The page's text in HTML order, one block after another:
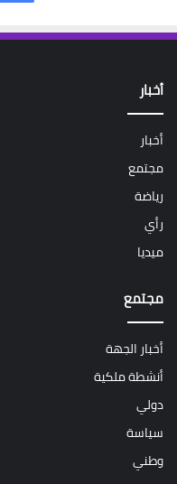
أخبار
أخبار
مجتمع
رياضة
رأي
ميديا
مجتمع
أخبار الجهة
أنشطة ملكية
دولي
سياسة
وطني